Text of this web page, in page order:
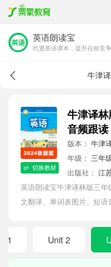
英语朗读宝
吃透英语课本，提升在校竞
牛津
切换教材
牛津译
音频跟读
版本： 牛津
年级： 三年
出版社： 江
英语朗读宝牛津译林版三
文翻译、单词表图片、短语
1 Unit 2